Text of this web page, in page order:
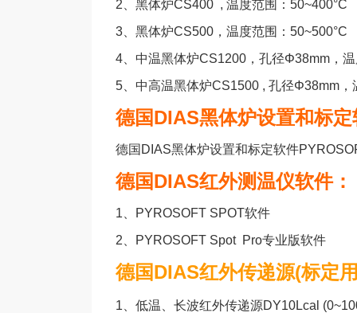
2、 黑体炉CS400 , 温度范围：50~400°C
3、 黑体炉CS500，温度范围：50~500°C
4、 中温黑体炉CS1200，孔径Φ38mm，
5
中高温黑体炉CS1500 , 孔径Φ38mm，
德国DIAS黑体炉设置和标定
德国DIAS黑体炉设置和标定软件
德国DIAS红外测温仪软件：
1、
PYROSOFT SPOT软件
2、
PYROSOFT Spot Pro专业版软件
德国DIAS红外传递源(标定
1、 低温、长波红外传递源DY10Lcal